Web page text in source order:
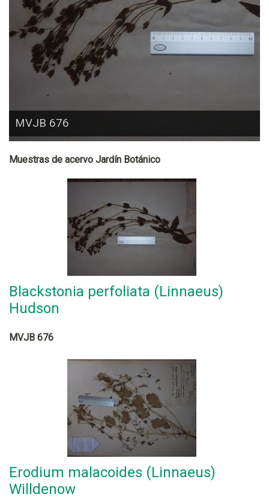
MVJB 676
Muestras de acervo Jardín Botánico
Blackstonia perfoliata (Linnaeus)
Hudson
MVJB 676
Erodium malacoides (Linnaeus)
Willdenow